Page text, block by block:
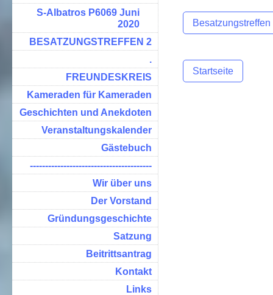
Besatzungstreffen
Startseite
S-Albatros P6069 Juni
2020
BESATZUNGSTREFFEN 2
.
FREUNDESKREIS
Kameraden für Kameraden
Geschichten und Anekdoten
Veranstaltungskalender
Gästebuch
----------------------------------------
Wir über uns
Der Vorstand
Gründungsgeschichte
Satzung
Beitrittsantrag
Kontakt
Links